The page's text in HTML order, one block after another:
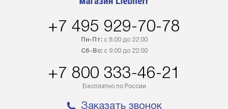
+7 495 929-70-78
Пн-Пт:с 8:00 до 22:00
Сб-Вс:с 9:00 до 22:00
+7 800 333-46-21
Бесплатно по России
Заказать звонок